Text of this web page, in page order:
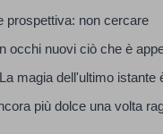
prospettiva: non cercare
occhi nuovi ciò che è
magia dell'ultimo istante
più dolce una volta